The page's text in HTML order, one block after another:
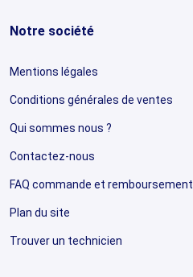
Notre société
Mentions légales
Conditions générales de ventes
Qui sommes nous ?
Contactez-nous
FAQ commande et remboursement
Plan du site
Trouver un technicien